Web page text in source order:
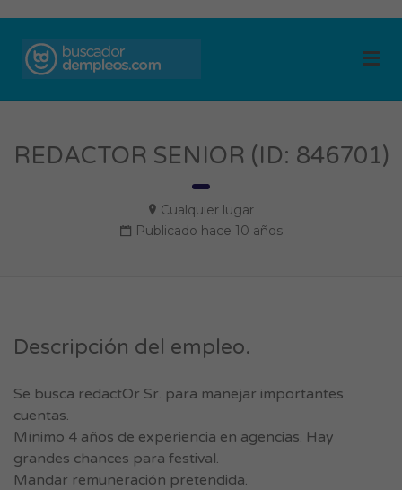
REDACTOR SENIOR (ID: 846701)
Cualquier lugar
Publicado hace 10 años
Descripción del empleo.
Se busca redactOr Sr. para manejar importantes
cuentas.
Mínimo 4 años de experiencia en agencias. Hay
grandes chances para festival.
Mandar remuneración pretendida.